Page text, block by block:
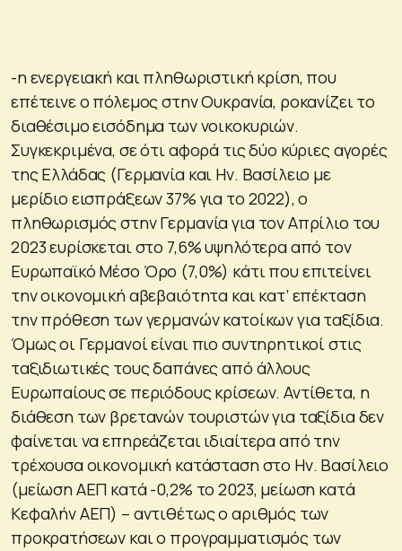
-η ενεργειακή και πληθωριστική κρίση, που
επέτεινε ο πόλεμος στην Ουκρανία, ροκανίζει το
διαθέσιμο εισόδημα των νοικοκυριών.
Συγκεκριμένα, σε ότι αφορά τις δύο κύριες αγορές
της Ελλάδας (Γερμανία και Ην. Βασίλειο με
μερίδιο εισπράξεων 37% για το 2022), ο
πληθωρισμός στην Γερμανία για τον Απρίλιο του
2023 ευρίσκεται στο 7,6% υψηλότερα από τον
Ευρωπαϊκό Μέσο Όρο (7,0%) κάτι που επιτείνει
την οικονομική αβεβαιότητα και κατ’ επέκταση
την πρόθεση των γερμανών κατοίκων για ταξίδια.
Όμως οι Γερμανοί είναι πιο συντηρητικοί στις
ταξιδιωτικές τους δαπάνες από άλλους
Ευρωπαίους σε περιόδους κρίσεων. Αντίθετα, η
διάθεση των βρετανών τουριστών για ταξίδια δεν
φαίνεται να επηρεάζεται ιδιαίτερα από την
τρέχουσα οικονομική κατάσταση στο Ην. Βασίλειο
(μείωση ΑΕΠ κατά -0,2% το 2023, μείωση κατά
Κεφαλήν ΑΕΠ) – αντιθέτως ο αριθμός των
προκρατήσεων και ο προγραμματισμός των